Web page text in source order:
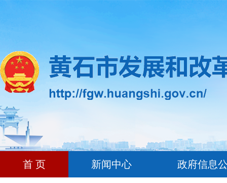
首 页 新闻中心 政府信息